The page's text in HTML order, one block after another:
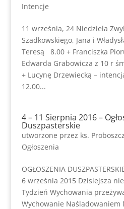
Intencje
11 września, 24 Niedziela
Szadkowskiego, Jana i
Teresą 8.00 + Franciszka
Edwarda Grabowicza z 10 r
+ Lucynę Drzewiecką –
12.00...
4 – 11 Sierpnia 2016 –
Duszpasterskie
utworzone przez ks. Proboszcz
Ogłoszenia
OGŁOSZENIA
6 września 2015 Dzisiejsza
Tydzień Wychowania
Wychowanie Naśladowaniem